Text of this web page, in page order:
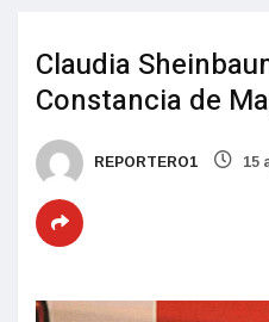
Claudia
Constancia de
REPORTERO1 15